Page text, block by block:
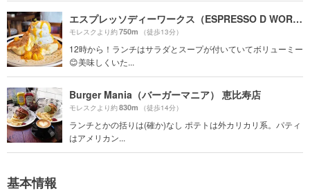
エスプレッソディーワークス（ESPRESSO D WORKS）
モレスクより約750m （徒歩13分）
12時から！ランチはサラダとスープが付いていてボリューミー
😊美味しくいた...
Burger Mania（バーガーマニア） 恵比寿店
モレスクより約830m （徒歩14分）
ランチとかの括りは(確か)なし ポテトは外カリカリ系。パティ
はアメリカン...
基本情報